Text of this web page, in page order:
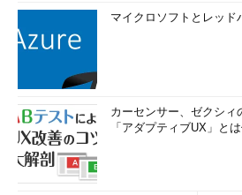
マイクロソフトとレッ
カーセンサー、ゼクシィ
「アダプティブUX」と